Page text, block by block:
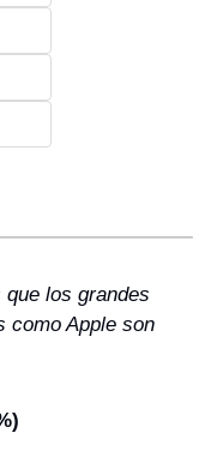
los grandes
como Apple son